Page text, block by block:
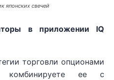
японских свечей
в приложении IQ
торговли опционами
ее с